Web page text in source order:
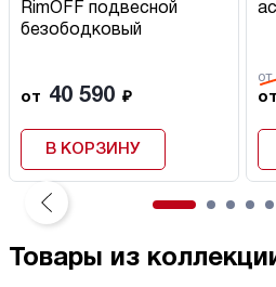
RimOFF подвесной
безободковый
от 40 590 ₽
В КОРЗИНУ
от
от
Товары из